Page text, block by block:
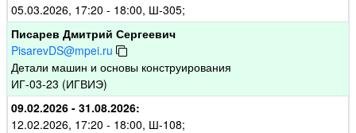
05.03.2026, 17:20 - 18:00, Ш-305;
Писарев Дмитрий Сергеевич
PisarevDS@mpei.ru
Детали машин и основы конструирования
ИГ-03-23 (ИГВИЭ)
09.02.2026 - 31.08.2026:
12.02.2026, 17:20 - 18:00, Ш-108;